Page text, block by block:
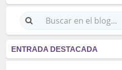
ENTRADA DESTACADA